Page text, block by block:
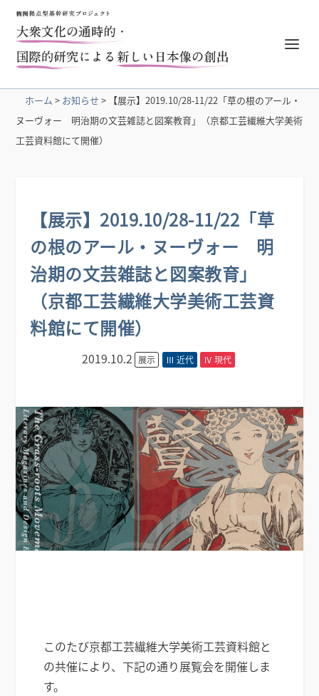
ホーム > お知らせ > 【展示】2019.10/28-11/22「草の根のアール・
ヌーヴォー 明治期の文芸雑誌と図案教育」（京都工芸繊維大学美術
工芸資料館にて開催）
【展示】2019.10/28-11/22「草
の根のアール・ヌーヴォー 明
治期の文芸雑誌と図案教育」
（京都工芸繊維大学美術工芸資
料館にて開催）
2019.10.2 展示 Ⅲ 近代 Ⅳ 現代
このたび京都工芸繊維大学美術工芸資料館と
の共催により、下記の通り展覧会を開催しま
す。